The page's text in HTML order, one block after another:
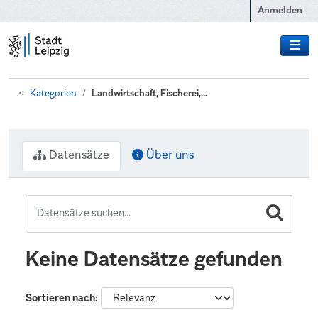
Anmelden
Kategorien Landwirtschaft, Fischerei,...
Datensätze Über uns
Keine Datensätze gefunden
Sortieren nach